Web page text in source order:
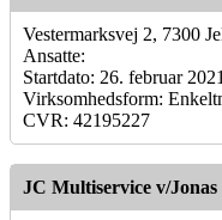
Vestermarksvej 2, 7300
Ansatte:
Startdato: 26. februar
Virksomhedsform:
CVR: 42195227
JC Multiservice v/